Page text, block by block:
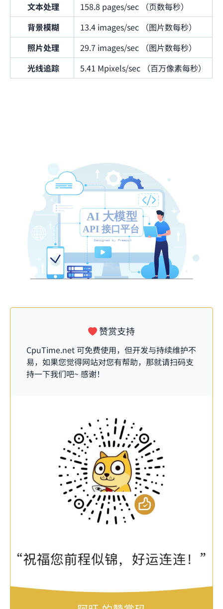
文本处理
158.8 pages/sec （页数每秒）
背景模糊
13.4 images/sec （图片数每秒）
照片处理
29.7 images/sec （图片数每秒）
光线追踪
5.41 Mpixels/sec （百万像素每秒）
赞赏支持
CpuTime.net 可免费使用，但开发与持续维护不
易，如果您觉得网站对您有帮助，那就请扫码支
持一下我们吧~ 感谢！